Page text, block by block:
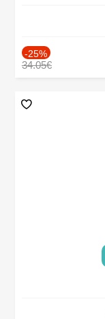
-25%
34.05€